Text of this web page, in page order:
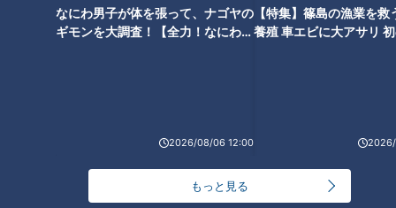
なにわ男子が体を張って、ナゴヤの
ギモンを大調査！【全力！なにわ実
2026/08/06 12:00
【特集】篠島の漁業を救
養殖 車エビに大アサリ
もっと見る